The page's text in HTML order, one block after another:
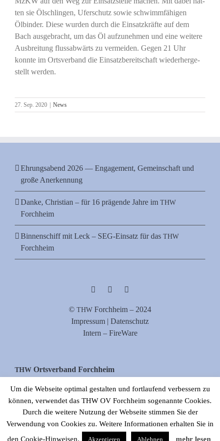
ten sie Ölsch­lin­gen, Ufer­schutz sowie schwimm­fä­hi­gen
Ölbin­der. Die­se wur­den durch die Ein­satz­kräf­te auf dem
Bach aus­ge­bracht, um das Öl auf­zu­neh­men und eine wei­te­re
Aus­brei­tung fluss­ab­wärts zu ver­mei­den. Gegen 21 Uhr
konn­te im Orts­ver­band die Ein­satz­be­reit­schaft wie­der­her­ge­
stellt werden.
27. Sep. 2020 News
Ehrungsabend 2026 — Engagement, Gemeinschaft und
große Anerkennung
Danke, Christian – für 16 prägende Jahre im THW
Forchheim
Binnenschiff mit Leck – SEG-Einsatz für das THW
Forchheim
© THW Forch­heim – 2024
Impres­sum | Datenschutz
Intern – FireWare
THW Orts­ver­band Forchheim
Tel. 09191/977880
E‑Mail: info[at]thw-forchheim.de
Um die Webseite optimal gestalten und fortlaufend verbessern zu
können, verwendet das THW OV Forchheim sogenannte Cookies.
Durch die weitere Nutzung der Webseite stimmen Sie der
Verwendung von Cookies zu. Weitere Informationen erhalten Sie in
den Cookie-Hinweisen.
Akzeptieren Ablehnen mehr lesen